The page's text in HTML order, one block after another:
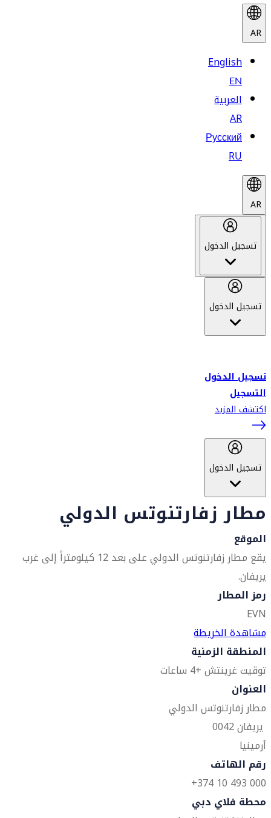
AR
English
EN
العربية
AR
Русский
RU
AR
تسجيل الدخول
تسجيل الدخول
تسجيل الدخول
التسجيل
اكتشف المزيد
تسجيل الدخول
مطار زفارتنوتس الدولي
الموقع
يقع مطار زفارتنوتس الدولي على بعد 12 كيلومتراً إلى غرب
يريفان.
رمز المطار
EVN
مشاهدة الخريطة
المنطقة الزمنية
توقيت غرينتش +4 ساعات
العنوان
مطار زفارتنوتس الدولي
يريفان 0042
أرمينيا
رقم الهاتف
000 493 10 374+
محطة فلاي دبي